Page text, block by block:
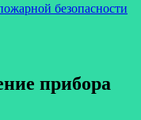
безопасности
прибора